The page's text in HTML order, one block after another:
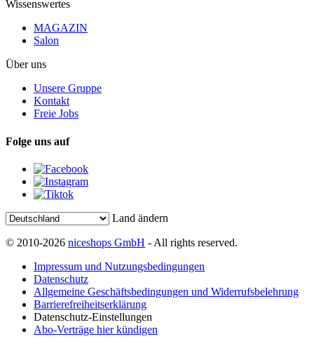
Wissenswertes
MAGAZIN
Salon
Über uns
Unsere Gruppe
Kontakt
Freie Jobs
Folge uns auf
Land ändern
© 2010-2026 niceshops GmbH - All rights reserved.
Impressum und Nutzungsbedingungen
Datenschutz
Allgemeine Geschäftsbedingungen und Widerrufsbelehrung
Barrierefreiheitserklärung
Datenschutz-Einstellungen
Abo-Verträge hier kündigen